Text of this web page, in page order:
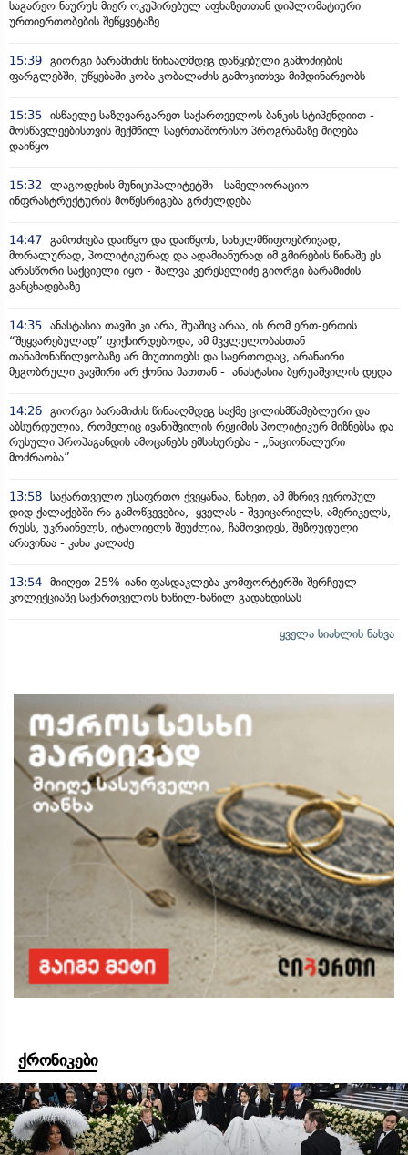
საგარეო ნაურუს მიერ ოკუპირებულ აფხაზეთთან დიპლომატიური
ურთიერთობების შეწყვეტაზე
15:39 გიორგი ბარამიძის წინააღმდეგ დაწყებული გამოძიების
ფარგლებში, უწყებაში კობა კობალაძის გამოკითხვა მიმდინარეობს
15:35 ისწავლე საზღვარგარეთ საქართველოს ბანკის სტიპენდიით -
მოსწავლეებისთვის შექმნილ საერთაშორისო პროგრამაზე მიღება
დაიწყო
15:32 ლაგოდეხის მუნიციპალიტეტში სამელიორაციო
ინფრასტრუქტურის მოწესრიგება გრძელდება
14:47 გამოძიება დაიწყო და დაიწყოს, სახელმწიფოებრივად,
მორალურად, პოლიტიკურად და ადამიანურად იმ გმირების წინაშე ეს
არასწორი საქციელი იყო - შალვა კერესელიძე გიორგი ბარამიძის
განცხადებაზე
14:35 ანასტასია თავში კი არა, შუაშიც არაა,.ის რომ ერთ-ერთის
“შეყვარებულად” ფიქსირდებოდა, ამ მკვლელობასთან
თანამონაწილეობაზე არ მიუთითებს და საერთოდაც, არანაირი
მეგობრული კავშირი არ ქონია მათთან - ანასტასია ბერუაშვილის დედა
14:26 გიორგი ბარამიძის წინააღმდეგ საქმე ცილისმწამებლური და
აბსურდულია, რომელიც ივანიშვილის რეჟიმის პოლიტიკურ მიზნებსა და
რუსული პროპაგანდის ამოცანებს ემსახურება - „ნაციონალური
მოძრაობა”
13:58 საქართველო უსაფრთო ქვეყანაა, ნახეთ, ამ მხრივ ევროპულ
დიდ ქალაქებში რა გამოწვევებია, ყველას - შვეიცარიელს, ამერიკელს,
რუსს, უკრაინელს, იტალიელს შეუძლია, ჩამოვიდეს, შეზღუდული
არავინაა - კახა კალაძე
13:54 მიიღეთ 25%-იანი ფასდაკლება კომფორტერში შერჩეულ
კოლექციაზე საქართველოს ნაწილ-ნაწილ გადახდისას
ყველა სიახლის ნახვა
ქრონიკები